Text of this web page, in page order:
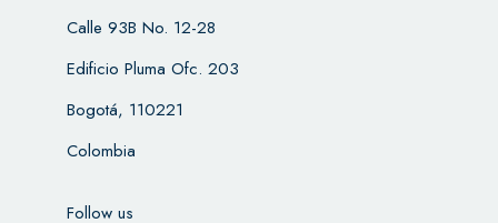
Calle 93B No. 12-28
Edificio Pluma Ofc. 203
Bogotá, 110221
Colombia
Follow us